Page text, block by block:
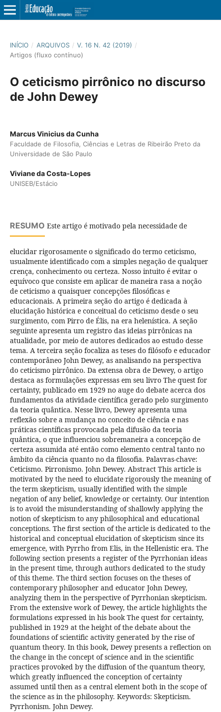
INÍCIO / ARQUIVOS / V. 16 N. 42 (2019) /
Artigos (fluxo contínuo)
O ceticismo pirrônico no discurso
de John Dewey
Marcus Vinicius da Cunha
Faculdade de Filosofia, Ciências e Letras de Ribeirão Preto da
Universidade de São Paulo
Viviane da Costa-Lopes
UNISEB/Estácio
RESUMO Este artigo é motivado pela necessidade de
elucidar rigorosamente o significado do termo ceticismo,
usualmente identificado com a simples negação de qualquer
crença, conhecimento ou certeza. Nosso intuito é evitar o
equí­voco que consiste em aplicar de maneira rasa a noção
de ceticismo a quaisquer concepções filosóficas e
educacionais. A primeira seção do artigo é dedicada à
elucidação histórica e conceitual do ceticismo desde o seu
surgimento, com Pirro de Élis, na era helení­stica. A seção
seguinte apresenta um registro das ideias pirrônicas na
atualidade, por meio de autores dedicados ao estudo desse
tema. A terceira seção focaliza as teses do filósofo e educador
contemporâneo John Dewey, as analisando na perspectiva
do ceticismo pirrônico. Da extensa obra de Dewey, o artigo
destaca as formulações expressas em seu livro The quest for
certainty, publicado em 1929 no auge do debate acerca dos
fundamentos da atividade cientí­fica gerado pelo surgimento
da teoria quântica. Nesse livro, Dewey apresenta uma
reflexão sobre a mudança no conceito de ciência e nas
práticas cientí­ficas provocada pela difusão da teoria
quântica, o que influenciou sobremaneira a concepção de
certeza assumida até então como elemento central tanto no
âmbito da ciência quanto no da filosofia. Palavras-chave:
Ceticismo. Pirronismo. John Dewey. Abstract This article is
motivated by the need to elucidate rigorously the meaning of
the term skepticism, usually identified with the simple
negation of any belief, knowledge or certainty. Our intention
is to avoid the misunderstanding of shallowly applying the
notion of skepticism to any philosophical and educational
conceptions. The first section of the article is dedicated to the
historical and conceptual elucidation of skepticism since its
emergence, with Pyrrho from Elis, in the Hellenistic era. The
following section presents a register of the Pyrrhonian ideas
in the present time, through authors dedicated to the study
of this theme. The third section focuses on the theses of
contemporary philosopher and educator John Dewey,
analyzing them in the perspective of Pyrrhonian skepticism.
From the extensive work of Dewey, the article highlights the
formulations expressed in his book The quest for certainty,
published in 1929 at the height of the debate about the
foundations of scientific activity generated by the rise of
quantum theory. In this book, Dewey presents a reflection on
the change in the concept of science and in the scientific
practices provoked by the diffusion of the quantum theory,
which greatly influenced the conception of certainty
assumed until then as a central element both in the scope of
the science as in the philosophy. Keywords: Skepticism.
Pyrrhonism. John Dewey.